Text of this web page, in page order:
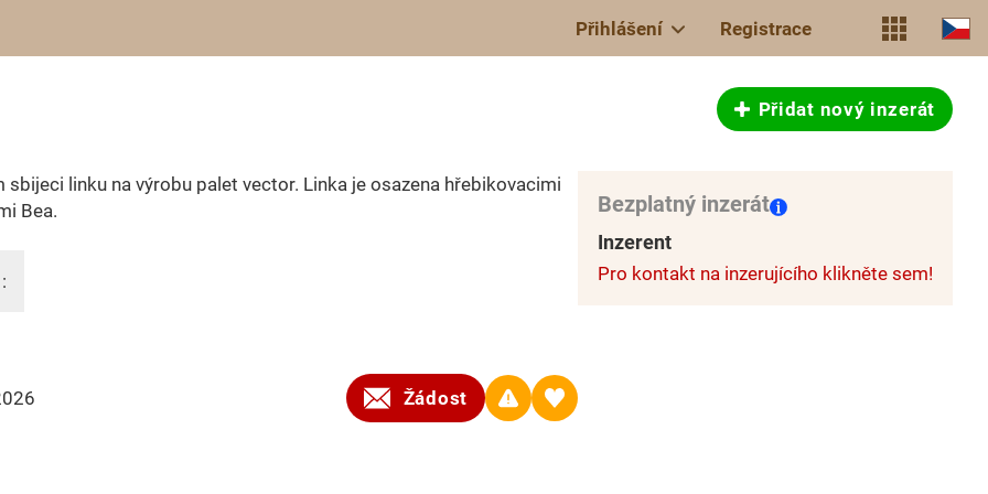
Přihlášení Registrace
Přidat nový inzerát
sbijeci linku na výrobu palet vector. Linka je osazena hřebikovacimi
Bea.
Žádost
Bezplatný inzerát
Inzerent
Pro kontakt na inzerujícího klikněte sem!